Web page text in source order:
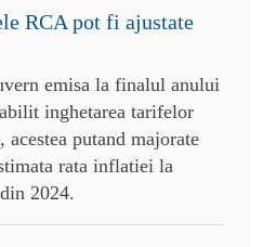
RCA pot fi ajustate
emisa la finalul anului
inghetarea tarifelor
putand majorate
rata inflatiei la
2024.